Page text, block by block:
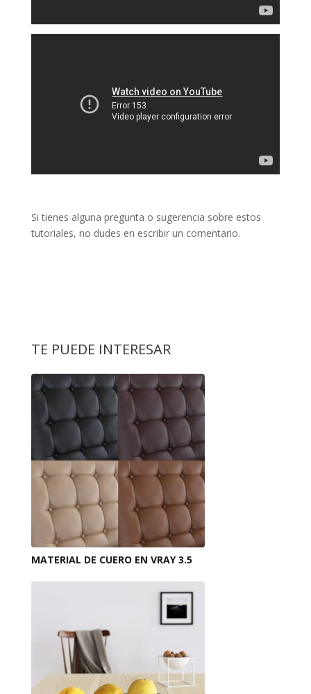
Si tienes alguna pregunta o sugerencia sobre estos
tutoriales, no dudes en escribir un comentario.
TE PUEDE INTERESAR
MATERIAL DE CUERO EN VRAY 3.5